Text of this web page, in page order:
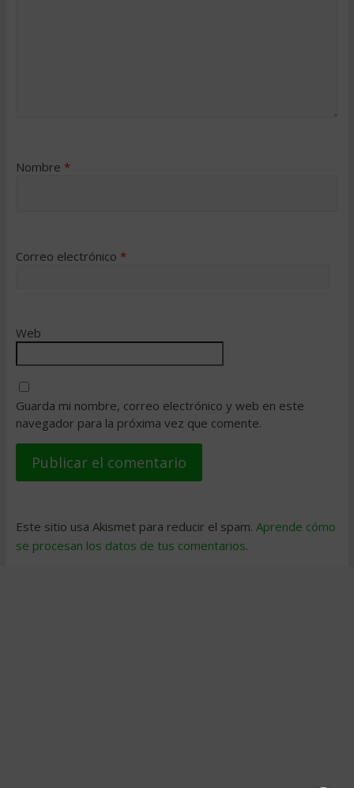
Nombre *
Correo electrónico *
Web
Guarda mi nombre, correo electrónico y web en este
navegador para la próxima vez que comente.
Este sitio usa Akismet para reducir el spam. Aprende cómo
se procesan los datos de tus comentarios.